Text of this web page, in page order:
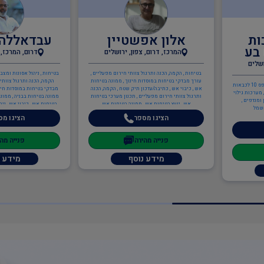
הכנה
בטיחות
אש
עבדאללה עיאשה
דרום, המרכז, צפון, ירושלים
בטיחות , ניהול אסונות ומצבי חירום , הדרכת מלגזנים ,
הקמה, הכנה ותרגול צוותי חירום מפעליים , עורך
מבדקי בטיחות במוסדות חינוך , מדריך עבודה בגובה ,
ממונה בטיחות בבניה , ממונה בטיחות בעבודה , ממונה
בטיחות אש , כיבוי אש , ניהול אסונות ומצבי חירום ,
בודק מוסמך לציוד כיבוי מטלטל , כתיבה/עדכון תיק
שטח , כתיבה/עדכון תיק מפעל , הקמה, הכנה ותרגול
צוותי חירום מפעליים , ציוד כיבוי אש , תכנון מערכי
בטיחות אש , יועץ בטיחות אש , ממונה בטיחות אש ,
ענף הבנייה , מנהל עבודה
הציגו מספר
פנייה מהירה
מידע נוסף
עלא
בטיחות , שילוט בטיחות ,
עבודה בגובה , ממונה
בעבודה , ענף הבנייה , חשב
בטיחות בבניה , מהנדסים
הציגו
פנייה
מידע